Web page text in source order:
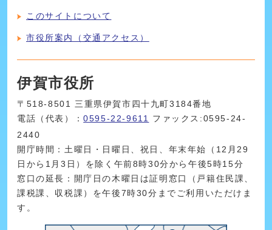
このサイトについて
市役所案内（交通アクセス）
伊賀市役所
〒518-8501 三重県伊賀市四十九町3184番地
電話（代表）：0595-22-9611 ファックス:0595-24-
2440
開庁時間：土曜日・日曜日、祝日、年末年始（12月29
日から1月3日）を除く午前8時30分から午後5時15分
窓口の延長：開庁日の木曜日は証明窓口（戸籍住民課、
課税課、収税課）を午後7時30分までご利用いただけま
す。